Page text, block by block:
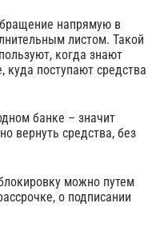
напрямую в
листом. Такой
когда знают
куда поступают средства
банке – значит
вернуть средства, без
можно путем
о подписании